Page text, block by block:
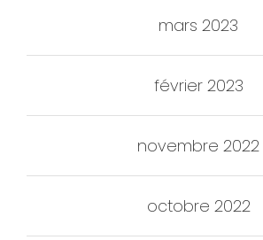
mars 2023
février 2023
novembre 2022
octobre 2022